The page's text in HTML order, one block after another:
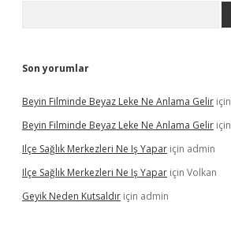
Son yorumlar
Beyin Filminde Beyaz Leke Ne Anlama Gelir için
Beyin Filminde Beyaz Leke Ne Anlama Gelir için
Ilçe Sağlık Merkezleri Ne Iş Yapar için admin
Ilçe Sağlık Merkezleri Ne Iş Yapar için Volkan
Geyik Neden Kutsaldır için admin